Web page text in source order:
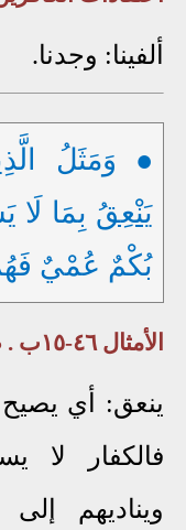
ألفينا: وجدنا.
● وَمَثَلُ
يَنْعِقُ بِمَا لَا
بُكْمٌ عُمْيٌ فَهُمْ
الأمثال ٤٦-١٥ب . طبيعة الكافرين ٦٢-٣خ٢-١٤ج٧
ينعق: أي يصيح
فالكفار لا
ويناديهم